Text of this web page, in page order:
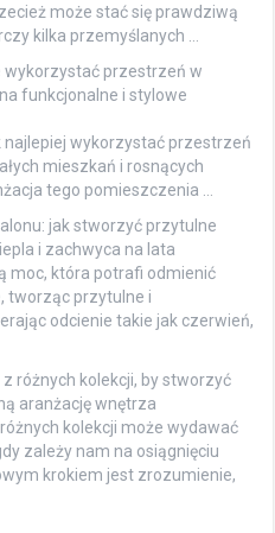
może stać się prawdziwą
kilka przemyślanych …
wykorzystać przestrzeń w
funkcjonalne i stylowe
wykorzystać przestrzeń
mieszkań i rosnących
tego pomieszczenia …
jak stworzyć przytulne
i zachwyca na lata
moc, która potrafi odmienić
tworząc przytulne i
odcienie takie jak czerwień,
z różnych kolekcji, by stworzyć
aranżację wnętrza
kolekcji może wydawać
zależy nam na osiągnięciu
krokiem jest zrozumienie,